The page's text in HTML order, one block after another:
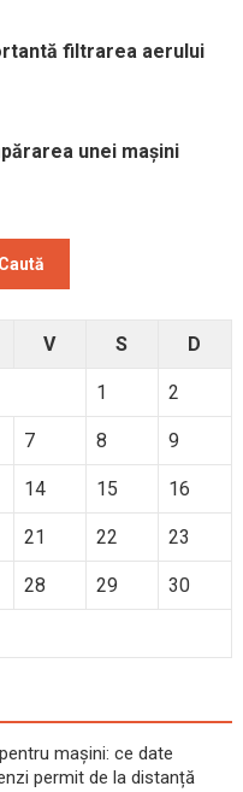
filtrarea aerului
unei mașini
V S D
1 2
7 8 9
14 15 16
21 22 23
28 29 30
mașini: ce date
permit de la distanță